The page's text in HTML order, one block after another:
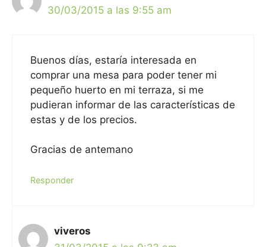
30/03/2015 a las 9:55 am
Buenos días, estaría interesada en
comprar una mesa para poder tener mi
pequeño huerto en mi terraza, si me
pudieran informar de las características de
estas y de los precios.
Gracias de antemano
Responder
viveros